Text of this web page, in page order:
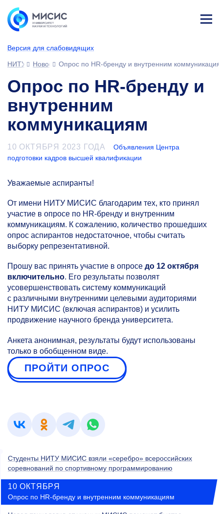
Версия для слабовидящих
ине
НИТУ МИСИС
НовостиОпрос по HR-бренду и внутренним
Опрос по HR-бренду и
внутренним
коммуникациям
10 ОКТЯБРЯ 2023 ГОДА
Объявления Центра
подготовки кадров высшей квалификации
Уважаемые аспиранты!
От имени НИТУ МИСИС благодарим тех, кто принял
участие в опросе по HR-бренду и внутренним
коммуникациям. К сожалению, количество прошедших
опрос аспирантов недостаточное, чтобы считать
выборку репрезентативной.
Прошу вас принять участие в опросе до 12 октября
включительно. Его результаты позволят
усовершенствовать систему коммуникаций
с различными внутренними целевыми аудиториями
НИТУ МИСИС (включая аспирантов) и усилить
продвижение научного бренда университета.
Анкета анонимная, результаты будут использованы
только в обобщенном виде.
ПРОЙТИ ОПРОС
Студенты НИТУ МИСИС взяли «серебро» всероссийских
соревнований по спортивному программированию
10 ОКТЯБРЯ
Опрос по HR-бренду и внутренним коммуникациям